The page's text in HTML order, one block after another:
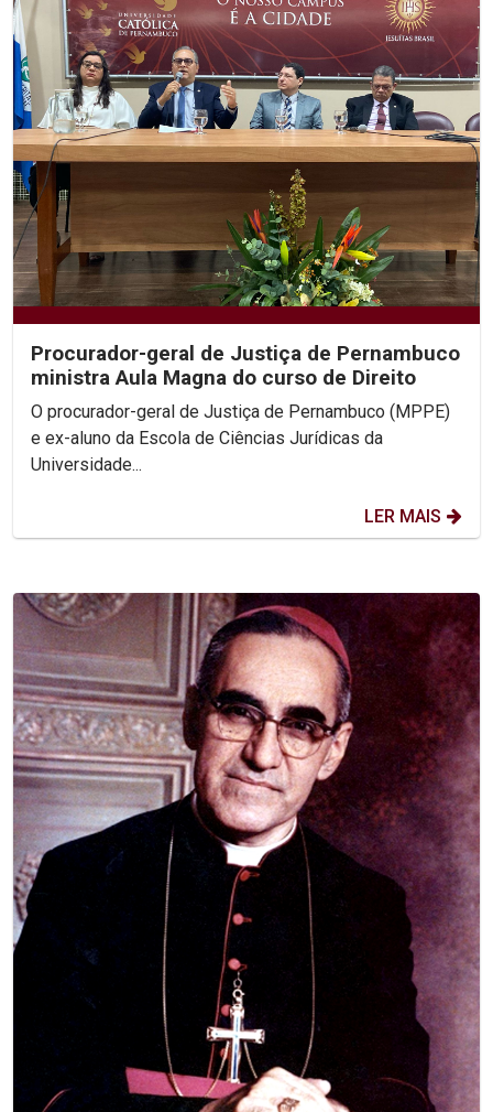
Procurador-geral de Justiça de Pernambuco
ministra Aula Magna do curso de Direito
O procurador-geral de Justiça de Pernambuco (MPPE)
e ex-aluno da Escola de Ciências Jurídicas da
Universidade...
LER MAIS